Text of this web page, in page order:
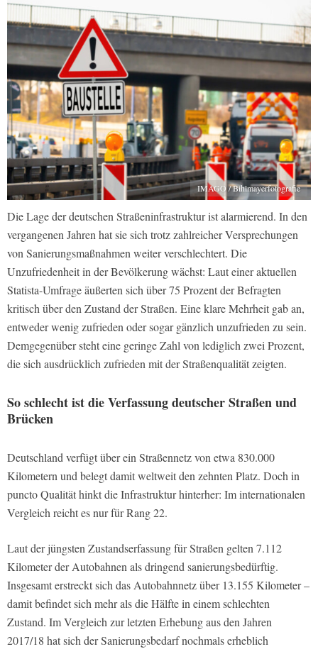
IMAGO / Bihlmayerfotografie
Die Lage der deutschen Straßeninfrastruktur ist alarmierend. In den
vergangenen Jahren hat sie sich trotz zahlreicher Versprechungen
von Sanierungsmaßnahmen weiter verschlechtert. Die
Unzufriedenheit in der Bevölkerung wächst: Laut einer aktuellen
Statista-Umfrage äußerten sich über 75 Prozent der Befragten
kritisch über den Zustand der Straßen. Eine klare Mehrheit gab an,
entweder wenig zufrieden oder sogar gänzlich unzufrieden zu sein.
Demgegenüber steht eine geringe Zahl von lediglich zwei Prozent,
die sich ausdrücklich zufrieden mit der Straßenqualität zeigten.
So schlecht ist die Verfassung deutscher Straßen und
Brücken
Deutschland verfügt über ein Straßennetz von etwa 830.000
Kilometern und belegt damit weltweit den zehnten Platz. Doch in
puncto Qualität hinkt die Infrastruktur hinterher: Im internationalen
Vergleich reicht es nur für Rang 22.
Laut der jüngsten Zustandserfassung für Straßen gelten 7.112
Kilometer der Autobahnen als dringend sanierungsbedürftig.
Insgesamt erstreckt sich das Autobahnnetz über 13.155 Kilometer –
damit befindet sich mehr als die Hälfte in einem schlechten
Zustand. Im Vergleich zur letzten Erhebung aus den Jahren
2017/18 hat sich der Sanierungsbedarf nochmals erheblich